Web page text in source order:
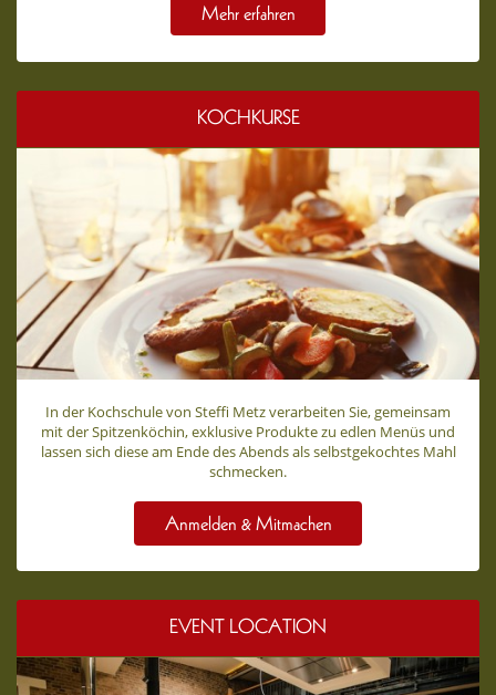
Mehr erfahren
KOCHKURSE
In der Kochschule von Steffi Metz verarbeiten Sie, gemeinsam
mit der Spitzenköchin, exklusive Produkte zu edlen Menüs und
lassen sich diese am Ende des Abends als selbstgekochtes Mahl
schmecken.
Anmelden & Mitmachen
EVENT LOCATION